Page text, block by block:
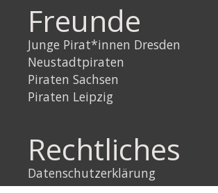
Freunde
Junge Pirat*innen Dresden
Neustadtpiraten
Piraten Sachsen
Piraten Leipzig
Rechtliches
Datenschutzerklärung